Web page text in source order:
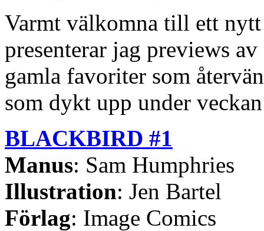
Varmt välkomna till ett
presenterar jag previews
gamla favoriter som
som dykt upp under
BLACKBIRD #1
Manus: Sam Humphries
Illustration: Jen Bartel
Förlag: Image Comics